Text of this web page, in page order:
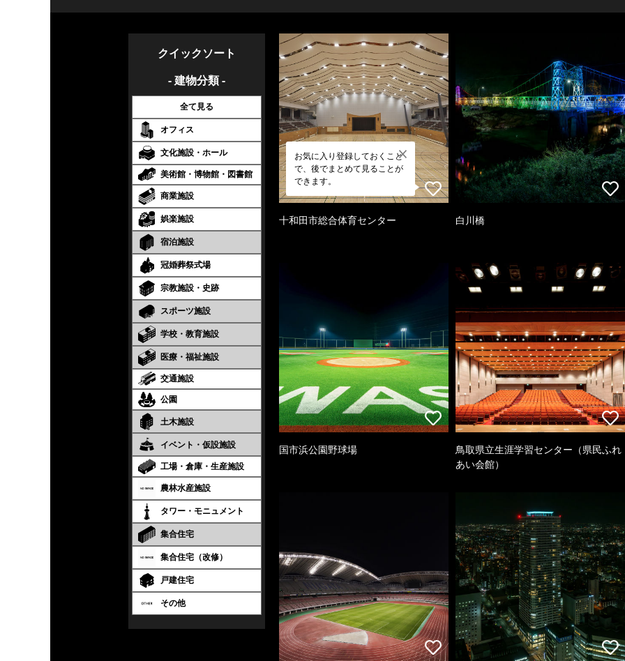
クイックソート
- 建物分類 -
全て見る
オフィス
文化施設・ホール
美術館・博物館・図書館
商業施設
娯楽施設
宿泊施設
冠婚葬祭式場
宗教施設・史跡
スポーツ施設
学校・教育施設
医療・福祉施設
交通施設
公園
土木施設
イベント・仮設施設
工場・倉庫・生産施設
農林水産施設
タワー・モニュメント
集合住宅
集合住宅（改修）
戸建住宅
その他
お気に入り登録しておくこと
で、後でまとめて見ることが
できます。
十和田市総合体育センター 白川橋
国市浜公園野球場
鳥取県立生涯学習センター（県民ふれ
あい会館）